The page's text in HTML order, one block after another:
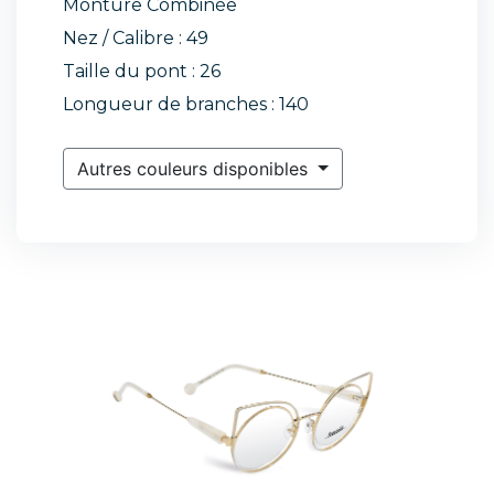
Monture Combinée
Nez / Calibre : 49
Taille du pont : 26
Longueur de branches : 140
Autres couleurs disponibles